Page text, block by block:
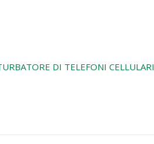
DI TELEFONI CELLULARI